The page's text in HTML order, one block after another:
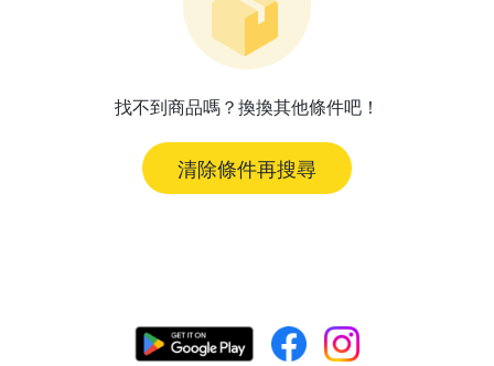
找不到商品嗎？換換其他條件吧！
清除條件再搜尋